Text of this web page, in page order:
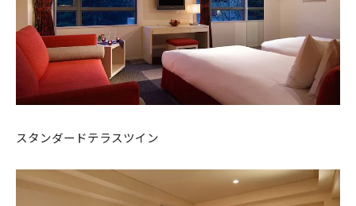
スタンダードテラスツイン